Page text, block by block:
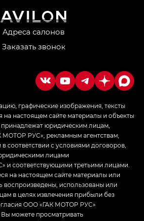
Икс — GX,
— GX PREMIUM, ЛАУНЖ —
(Empow) в комплектации
стиле — GL(S-Style)
Адреса салонов
Заказать звонок
графические изображения, тексты
настоящем сайте материалы и объекты
юридическим лицам,
РУС», рекламным агентствам,
соответствии с условиями договоров,
лицами
соответствующими третьими лицами.
на настоящем сайте материалы или
воспроизведены, использованы или
в целях извлечения прибыли без
ООО «ГАК МОТОР РУС»
можете просматривать